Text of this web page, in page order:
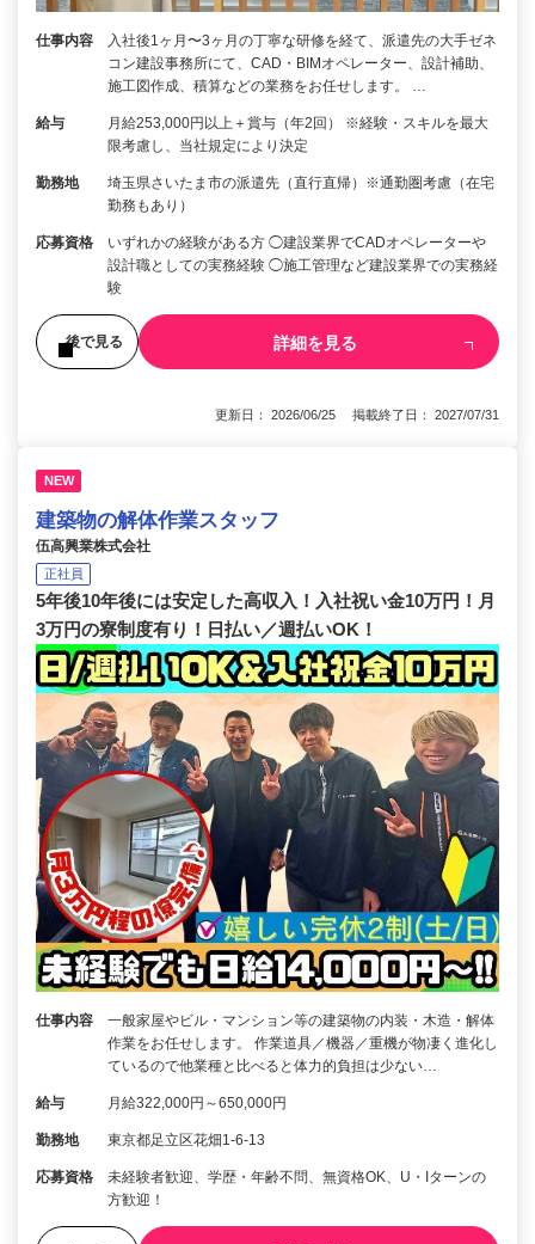
仕事内容
入社後1ヶ月〜3ヶ月の丁寧な研修を経て、派遣先の大手ゼネ
コン建設事務所にて、CAD・BIMオペレーター、設計補助、
施工図作成、積算などの業務をお任せします。 …
給与
月給253,000円以上＋賞与（年2回） ※経験・スキルを最大
限考慮し、当社規定により決定
勤務地
埼玉県さいたま市の派遣先（直行直帰）※通勤圏考慮（在宅
勤務もあり）
応募資格
いずれかの経験がある方 ◯建設業界でCADオペレーターや
設計職としての実務経験 ◯施工管理など建設業界での実務経
験
後で見る 詳細を見る
更新日： 2026/06/25 掲載終了日： 2027/07/31
NEW
建築物の解体作業スタッフ
伍高興業株式会社
正社員
5年後10年後には安定した高収入！入社祝い金10万円！月
3万円の寮制度有り！日払い／週払いOK！
仕事内容
一般家屋やビル・マンション等の建築物の内装・木造・解体
作業をお任せします。 作業道具／機器／重機が物凄く進化し
ているので他業種と比べると体力的負担は少ない…
給与 月給322,000円～650,000円
勤務地 東京都足立区花畑1-6-13
応募資格
未経験者歓迎、学歴・年齢不問、無資格OK、U・Iターンの
方歓迎！